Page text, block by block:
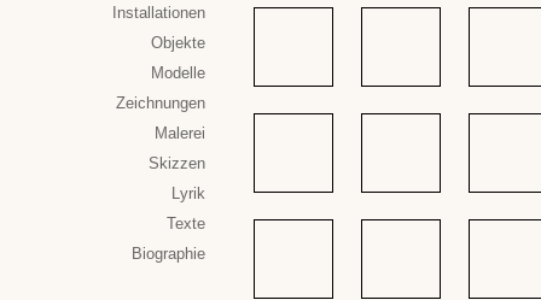
Installationen
Objekte
Modelle
Zeichnungen
Malerei
Skizzen
Lyrik
Texte
Biographie